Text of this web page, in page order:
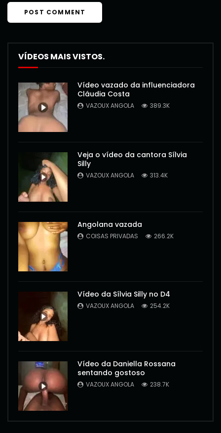
VÍDEOS MAIS VISTOS.
Vídeo vazado da influenciadora
Cláudia Costa
VAZOUX ANGOLA 389.3K
Veja o vídeo da cantora Sílvia
Silly
VAZOUX ANGOLA 313.4K
Angolana vazada
COISAS PRIVADAS 266.2K
Vídeo da Sílvia Silly no D4
VAZOUX ANGOLA 254.2K
Vídeo da Daniella Rossana
sentando gostoso
VAZOUX ANGOLA 238.7K